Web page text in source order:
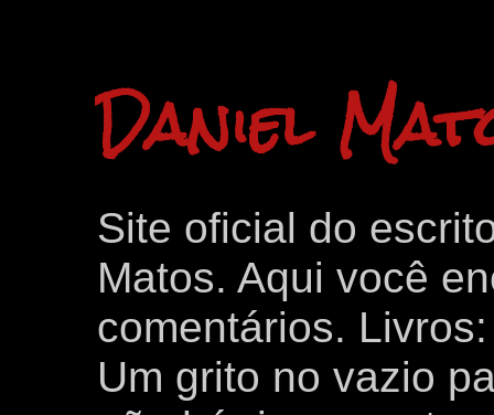
Daniel
Site oficial do
Matos. Aqui você
comentários.
Um grito no vazio